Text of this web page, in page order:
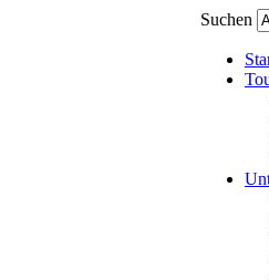
Suchen